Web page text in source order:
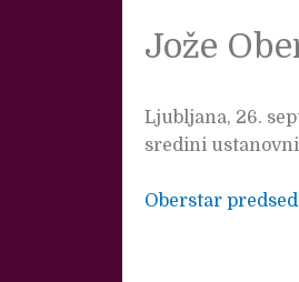
Jože
Ljubljana, 26.
sredini
Oberstar